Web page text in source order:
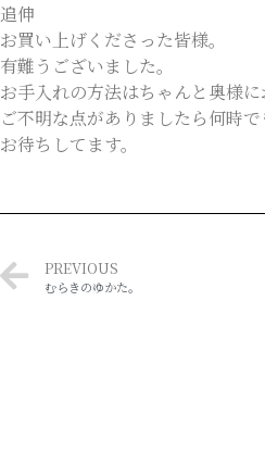
追伸
お買い上げくださった皆様。
有難うございました。
お手入れの方法はちゃんと奥様
ご不明な点がありましたら何時
お待ちしてます。
PREVIOUS
むらきのゆかた。